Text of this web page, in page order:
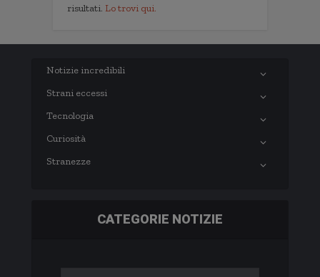
risultati. Lo trovi qui.
Notizie incredibili
Strani eccessi
Tecnologia
Curiosità
Stranezze
CATEGORIE NOTIZIE